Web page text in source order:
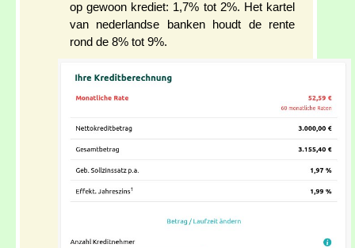
op gewoon krediet: 1,7% tot 2%. Het kartel
van nederlandse banken houdt de rente
rond de 8% tot 9%.